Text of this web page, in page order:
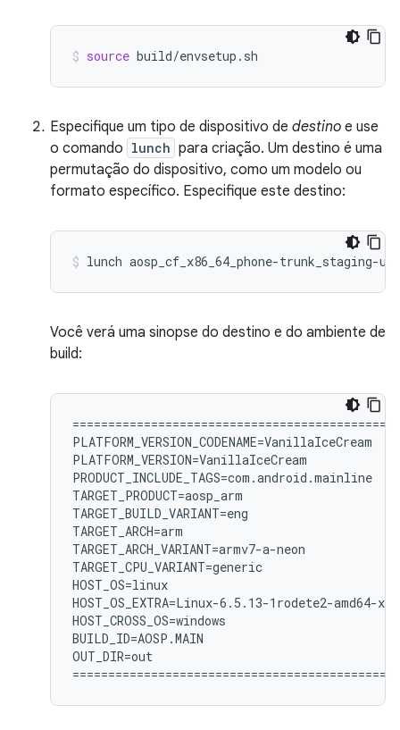
source build/envsetup.sh
Especifique um tipo de dispositivo de destino e use
o comando lunch para criação. Um destino é uma
permutação do dispositivo, como um modelo ou
formato específico. Especifique este destino:
lunch aosp_cf_x86_64_phone-trunk_staging-
Você verá uma sinopse do destino e do ambiente de
build:
============================================
PLATFORM_VERSION_CODENAME=VanillaIceCream
PLATFORM_VERSION=VanillaIceCream
PRODUCT_INCLUDE_TAGS=com.android.mainline
TARGET_PRODUCT=aosp_arm
TARGET_BUILD_VARIANT=eng
TARGET_ARCH=arm
TARGET_ARCH_VARIANT=armv7-a-neon
TARGET_CPU_VARIANT=generic
HOST_OS=linux
HOST_OS_EXTRA=Linux-6.5.13-1rodete2-amd64-
HOST_CROSS_OS=windows
BUILD_ID=AOSP.MAIN
OUT_DIR=out